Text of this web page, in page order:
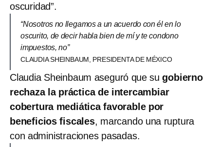
oscuridad”.
“Nosotros no llegamos a un acuerdo con él en lo
oscurito, de decir habla bien de mí y te condono
impuestos, no”
CLAUDIA SHEINBAUM, PRESIDENTA DE MÉXICO
Claudia Sheinbaum aseguró que su gobierno
rechaza la práctica de intercambiar
cobertura mediática favorable por
beneficios fiscales, marcando una ruptura
con administraciones pasadas.